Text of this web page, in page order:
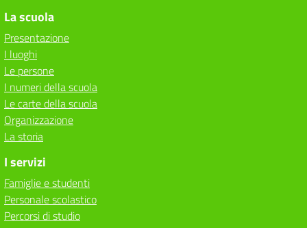
La scuola
Presentazione
I luoghi
Le persone
I numeri della scuola
Le carte della scuola
Organizzazione
La storia
I servizi
Famiglie e studenti
Personale scolastico
Percorsi di studio